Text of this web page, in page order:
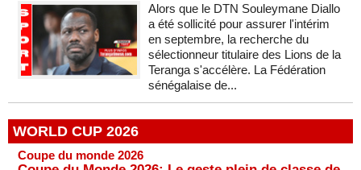
Alors que le DTN Souleymane Diallo
a été sollicité pour assurer l'intérim
en septembre, la recherche du
sélectionneur titulaire des Lions de la
Teranga s'accélère. La Fédération
sénégalaise de...
WORLD CUP 2026
Coupe du monde 2026